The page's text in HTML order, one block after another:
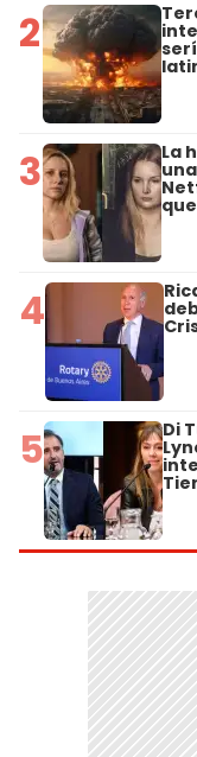
2
3 La
4
5 Di